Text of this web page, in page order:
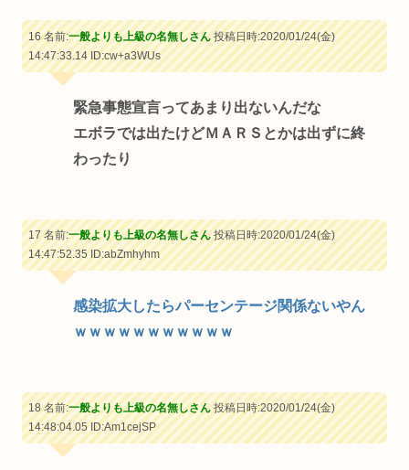
16 名前:一般よりも上級の名無しさん投稿日時:2020/01/24(金)
14:47:33.14ID:cw+a3WUs
緊急事態宣言ってあまり出ないんだな
エボラでは出たけどＭＡＲＳとかは出ずに終
わったり
17 名前:一般よりも上級の名無しさん投稿日時:2020/01/24(金)
14:47:52.35ID:abZmhyhm
感染拡大したらパーセンテージ関係ないやん
ｗｗｗｗｗｗｗｗｗｗｗ
18 名前:一般よりも上級の名無しさん投稿日時:2020/01/24(金)
14:48:04.05ID:Am1cejSP